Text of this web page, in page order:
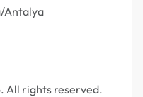
Antalya
All rights reserved.